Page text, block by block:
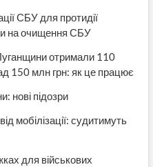
СБУ для протидії
на очищення СБУ
отримали 110
150 млн грн: як це працює
нові підозри
мобілізації: судитимуть
для військових